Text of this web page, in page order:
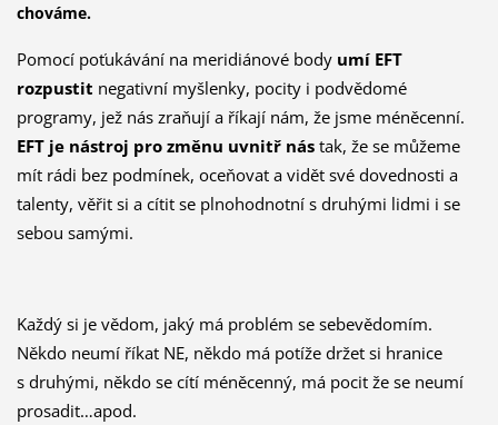
chováme.
Pomocí poťukávání na meridiánové body umí EFT
rozpustit negativní myšlenky, pocity i podvědomé
programy, jež nás zraňují a říkají nám, že jsme méněcenní.
EFT je nástroj pro změnu uvnitř nás tak, že se můžeme
mít rádi bez podmínek, oceňovat a vidět své dovednosti a
talenty, věřit si a cítit se plnohodnotní s druhými lidmi i se
sebou samými.
Každý si je vědom, jaký má problém se sebevědomím.
Někdo neumí říkat NE, někdo má potíže držet si hranice
s druhými, někdo se cítí méněcenný, má pocit že se neumí
prosadit…apod.